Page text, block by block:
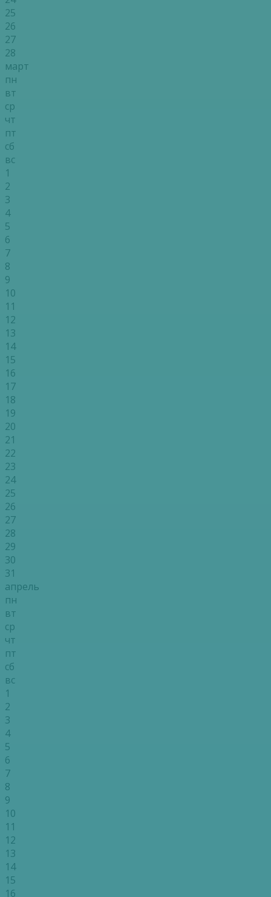
25
26
27
28
март
пн
вт
ср
чт
пт
сб
вс
1
2
3
4
5
6
7
8
9
10
11
12
13
14
15
16
17
18
19
20
21
22
23
24
25
26
27
28
29
30
31
апрель
пн
вт
ср
чт
пт
сб
вс
1
2
3
4
5
6
7
8
9
10
11
12
13
14
15
16